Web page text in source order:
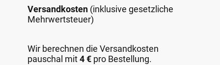
Versandkosten (inklusive gesetzliche
Mehrwertsteuer)
Wir berechnen die Versandkosten
pauschal mit4 € pro Bestellung.